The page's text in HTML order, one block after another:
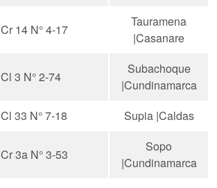
Cr 14 N° 4-17
Tauramena
|Casanare
Cl 3 N° 2-74
Subachoque
|Cundinamarca
Cl 33 N° 7-18 Supia |Caldas
Cr 3a N° 3-53
Sopo
|Cundinamarca